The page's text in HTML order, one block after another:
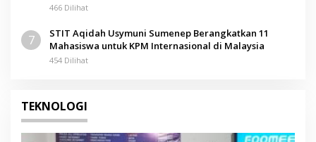
466 Dilihat
7
STIT Aqidah Usymuni Sumenep Berangkatkan 11
Mahasiswa untuk KPM Internasional di Malaysia
454 Dilihat
TEKNOLOGI